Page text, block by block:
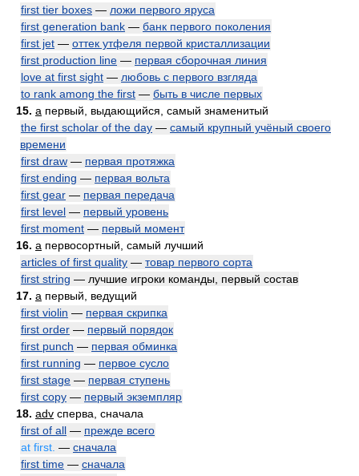
first tier boxes — ложи первого яруса
first generation bank — банк первого поколения
first jet — оттек утфеля первой кристаллизации
first production line — первая сборочная линия
love at first sight — любовь с первого взгляда
to rank among the first — быть в числе первых
15. a первый, выдающийся, самый знаменитый
the first scholar of the day — самый крупный учёный своего
времени
first draw — первая протяжка
first ending — первая вольта
first gear — первая передача
first level — первый уровень
first moment — первый момент
16. a первосортный, самый лучший
articles of first quality — товар первого сорта
first string — лучшие игроки команды, первый состав
17. a первый, ведущий
first violin — первая скрипка
first order — первый порядок
first punch — первая обминка
first running — первое сусло
first stage — первая ступень
first copy — первый экземпляр
18. adv сперва, сначала
first of all — прежде всего
at first. — сначала
first time — сначала